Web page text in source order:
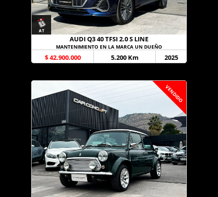
AUDI Q3 40 TFSI 2.0 S LINE
MANTENIMIENTO EN LA MARCA UN DUEÑO
$ 42.900.000 5.200 Km 2025
VENDIDO